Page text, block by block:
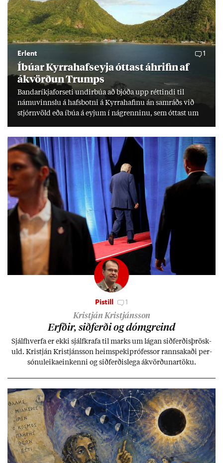
Erlent 1
Íbú­ar Kyrra­hafs­eyja ótt­ast áhrif­in af
ákvörð­un Trumps
Banda­ríkja­for­seti und­ir­búa að bjóða upp rétt­indi til
námu­vinnslu á hafs­botni á Kyrra­haf­inu án sam­ráðs við
stjórn­völd eða íbúa á eyj­um í ná­grenn­inu, sem ótt­ast um
Pistill 1
Kristján Kristjánsson
Erfð­ir, sið­ferði og dómgreind
Sjálf­hverfa er ekki sjálf­krafa til marks um lág­an sið­ferð­is­þrösk­
uld. Kristján Kristjáns­son heim­speki­pró­fess­or rann­sak­aði per­
sónu­leika­ein­kenni og sið­ferð­is­lega ákvörð­un­ar­töku.